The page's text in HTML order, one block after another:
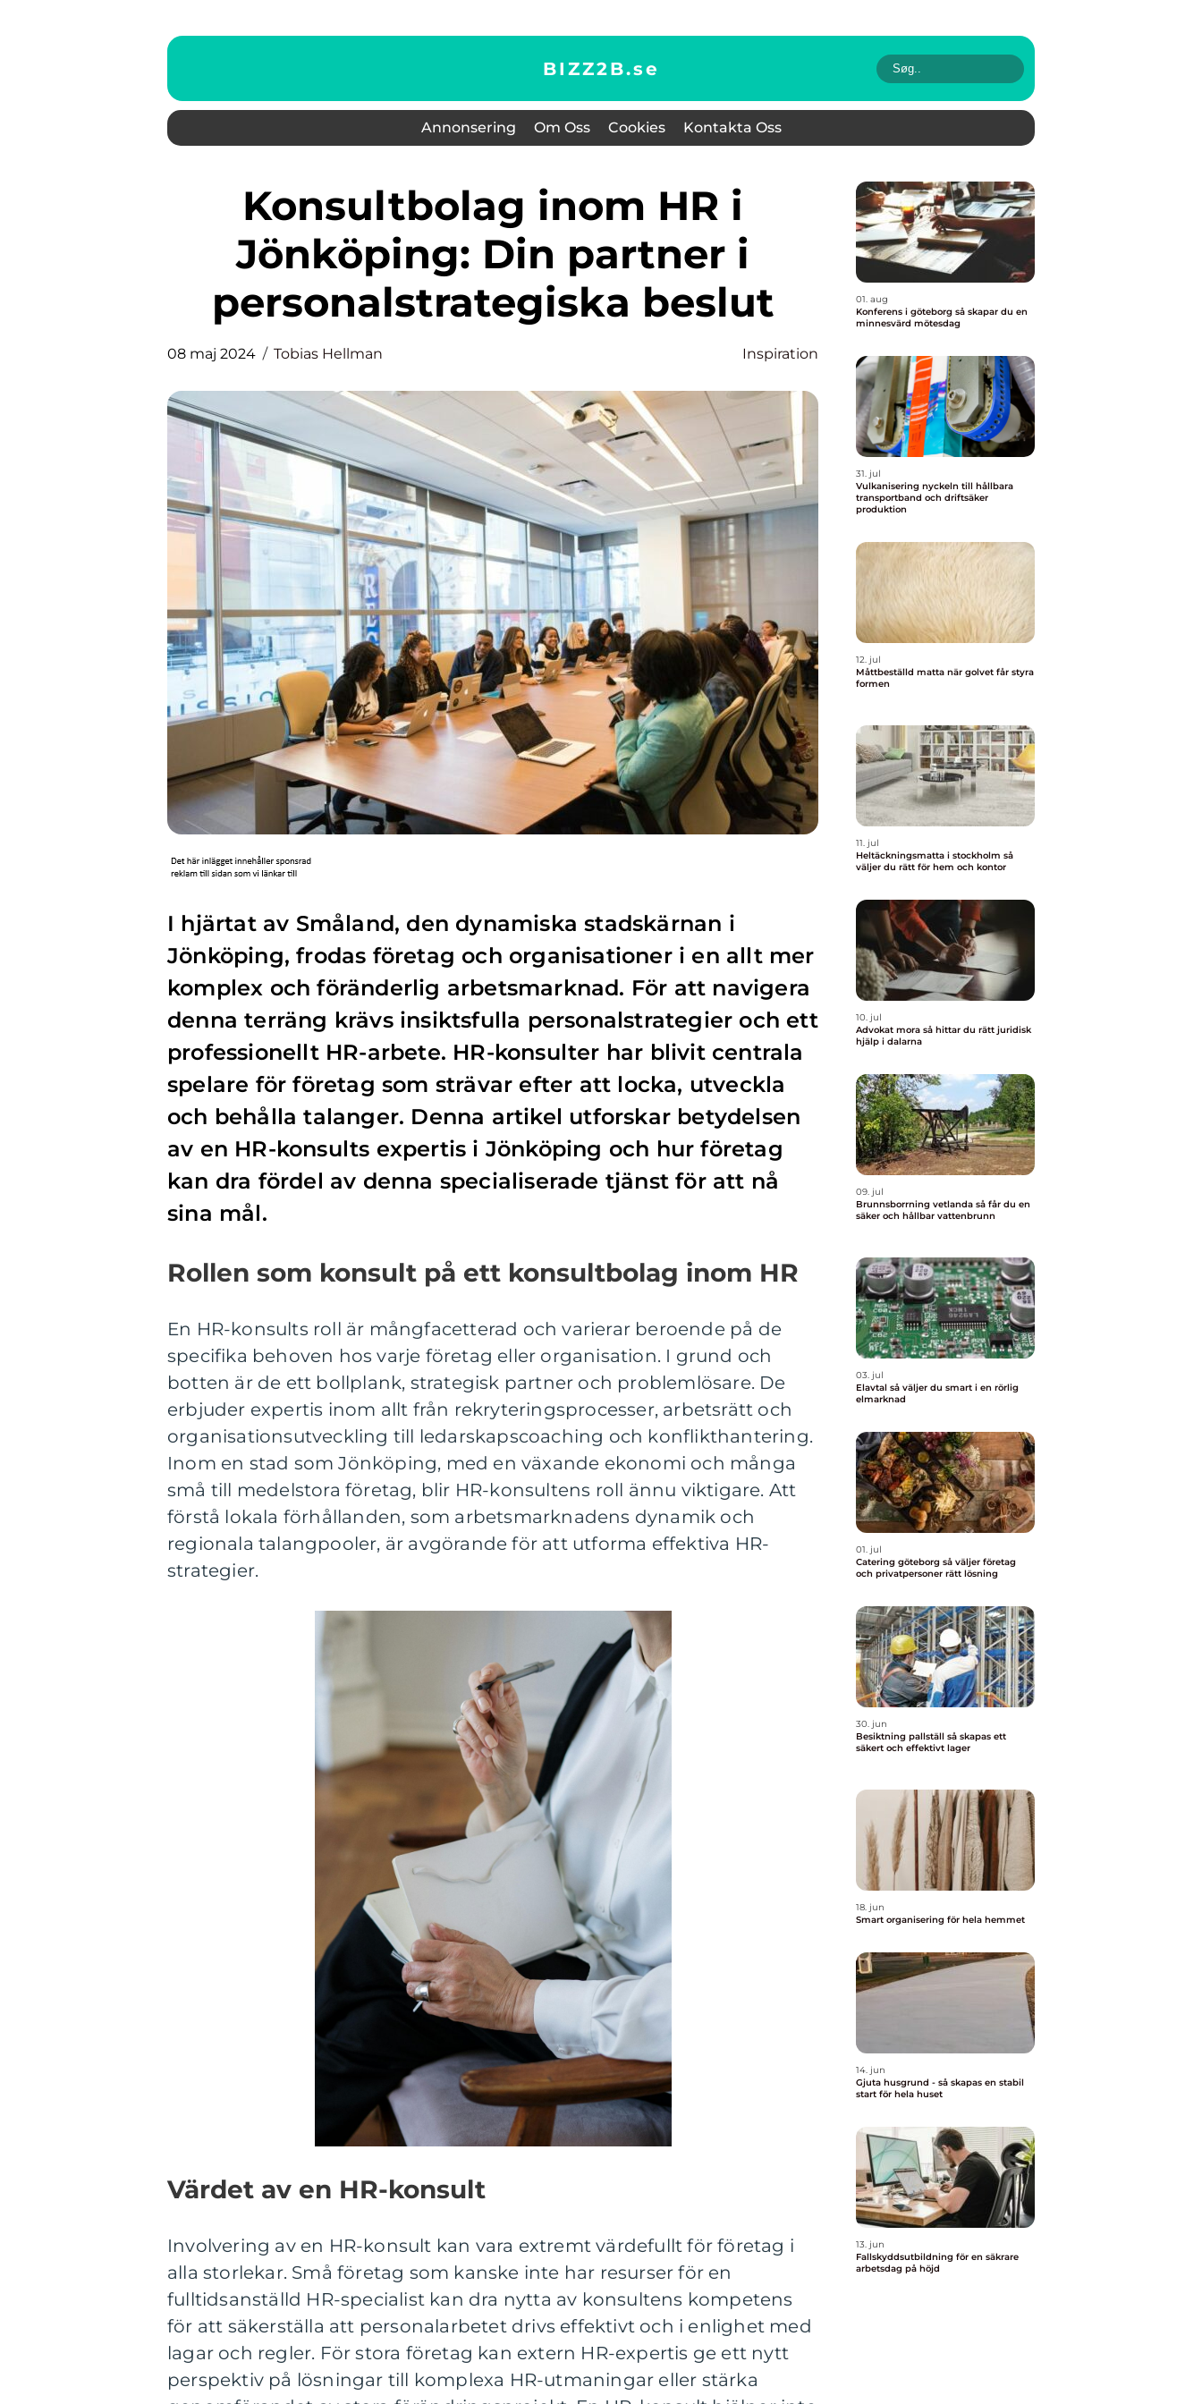
BIZZ2B.se
Annonsering Om Oss Cookies Kontakta Oss
Konsultbolag inom HR i
Jönköping: Din partner i
personalstrategiska beslut
08 maj 2024 Tobias Hellman Inspiration
I hjärtat av Småland, den dynamiska stadskärnan i
Jönköping, frodas företag och organisationer i en allt mer
komplex och föränderlig arbetsmarknad. För att navigera
denna terräng krävs insiktsfulla personalstrategier och ett
professionellt HR-arbete. HR-konsulter har blivit centrala
spelare för företag som strävar efter att locka, utveckla
och behålla talanger. Denna artikel utforskar betydelsen
av en HR-konsults expertis i Jönköping och hur företag
kan dra fördel av denna specialiserade tjänst för att nå
sina mål.
Rollen som konsult på ett konsultbolag inom HR
En HR-konsults roll är mångfacetterad och varierar beroende på de
specifika behoven hos varje företag eller organisation. I grund och
botten är de ett bollplank, strategisk partner och problemlösare. De
erbjuder expertis inom allt från rekryteringsprocesser, arbetsrätt och
organisationsutveckling till ledarskapscoaching och konflikthantering.
Inom en stad som Jönköping, med en växande ekonomi och många
små till medelstora företag, blir HR-konsultens roll ännu viktigare. Att
förstå lokala förhållanden, som arbetsmarknadens dynamik och
regionala talangpooler, är avgörande för att utforma effektiva HR-
strategier.
Värdet av en HR-konsult
Involvering av en HR-konsult kan vara extremt värdefullt för företag i
alla storlekar. Små företag som kanske inte har resurser för en
fulltidsanställd HR-specialist kan dra nytta av konsultens kompetens
för att säkerställa att personalarbetet drivs effektivt och i enlighet med
lagar och regler. För stora företag kan extern HR-expertis ge ett nytt
perspektiv på lösningar till komplexa HR-utmaningar eller stärka
01. aug
Konferens i göteborg så skapar du en
minnesvärd mötesdag
31. jul
Vulkanisering nyckeln till hållbara
transportband och driftsäker
produktion
12. jul
Måttbeställd matta när golvet får styra
formen
11. jul
Heltäckningsmatta i stockholm så
väljer du rätt för hem och kontor
10. jul
Advokat mora så hittar du rätt juridisk
hjälp i dalarna
09. jul
Brunnsborrning vetlanda så får du en
säker och hållbar vattenbrunn
03. jul
Elavtal så väljer du smart i en rörlig
elmarknad
01. jul
Catering göteborg så väljer företag
och privatpersoner rätt lösning
30. jun
Besiktning pallställ så skapas ett
säkert och effektivt lager
18. jun
Smart organisering för hela hemmet
14. jun
Gjuta husgrund - så skapas en stabil
start för hela huset
13. jun
Fallskyddsutbildning för en säkrare
arbetsdag på höjd